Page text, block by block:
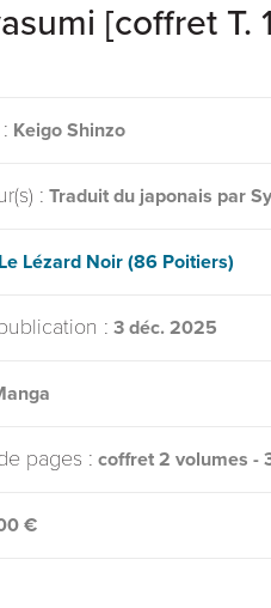
[coffret T.
Keigo Shinzo
: Traduit du japonais par
Le Lézard Noir (86 Poitiers)
: 3 déc. 2025
pages : coffret 2 volumes -
€